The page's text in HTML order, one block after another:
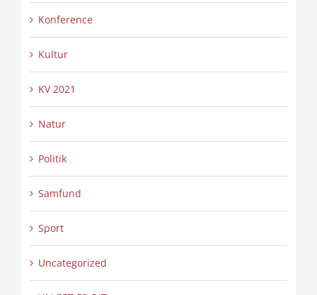
Konference
Kultur
KV 2021
Natur
Politik
Samfund
Sport
Uncategorized